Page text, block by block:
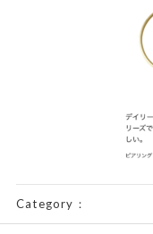
Category：